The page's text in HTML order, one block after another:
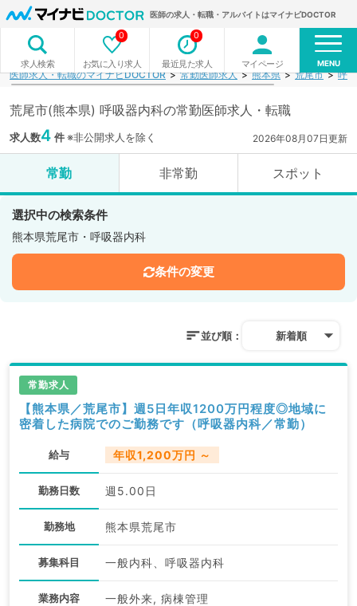
医師の求人・転職・アルバイトはマイナビDOCTOR
求人検索 お気に入り求人
0
最近見た求人
0
マイページ MENU
医師求人・転職のマイナビDOCTOR 常勤医師求人 熊本県 荒尾市 呼
荒尾市(熊本県) 呼吸器内科の常勤医師求人・転職
求人数4 件※非公開求人を除く 2026年08月07日更新
常勤 非常勤 スポット
選択中の検索条件
熊本県荒尾市・呼吸器内科
条件の変更
並び順： 新着順
常勤求人
【熊本県／荒尾市】週5日年収1200万円程度◎地域に
密着した病院でのご勤務です（呼吸器内科／常勤）
給与 年収1,200万円 ～
勤務日数 週5.00日
勤務地 熊本県荒尾市
募集科目 一般内科、呼吸器内科
業務内容 一般外来, 病棟管理